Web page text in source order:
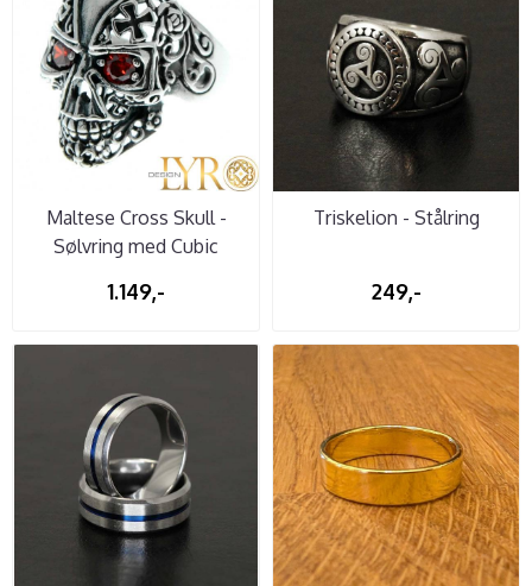
Maltese Cross Skull -
Sølvring med Cubic
1.149,-
Triskelion - Stålring
249,-